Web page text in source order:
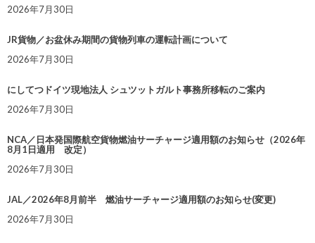
2026年7月30日
JR貨物／お盆休み期間の貨物列車の運転計画について
2026年7月30日
にしてつドイツ現地法人 シュツットガルト事務所移転のご案内
2026年7月30日
NCA／日本発国際航空貨物燃油サーチャージ適用額のお知らせ（2026年
8月1日適用 改定）
2026年7月30日
JAL／2026年8月前半 燃油サーチャージ適用額のお知らせ(変更)
2026年7月30日